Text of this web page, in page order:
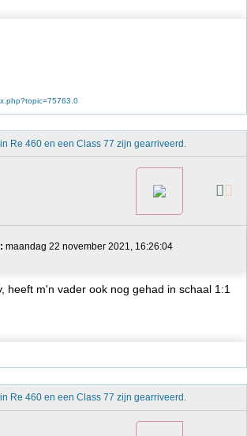
Re 460 en een Class 77 zijn gearriveerd.
maandag 22 november 2021, 16:26:04
heeft m'n vader ook nog gehad in schaal 1:1
Re 460 en een Class 77 zijn gearriveerd.